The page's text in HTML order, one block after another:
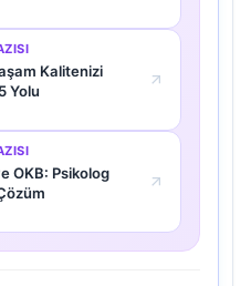
Kalitenizi
Yolu
OKB: Psikolog